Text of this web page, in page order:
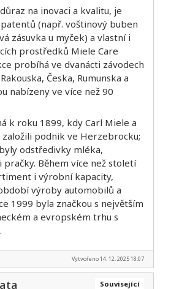
na inovaci a kvalitu, je
(např. voštinový buben
zásuvka u myček) a vlastní i
prostředků Miele Care
probíhá ve dvanácti závodech
Česka, Rumunska a
nabízeny ve více než 90
k roku 1899, kdy Carl Miele a
založili podnik ve Herzebrocku;
odstředivky mléka,
pračky. Během více než století
i výrobní kapacity,
výroby automobilů a
1999 byla značkou s největším
a evropském trhu s
Vytvořeno 14. 12. 2025 18:07
Související